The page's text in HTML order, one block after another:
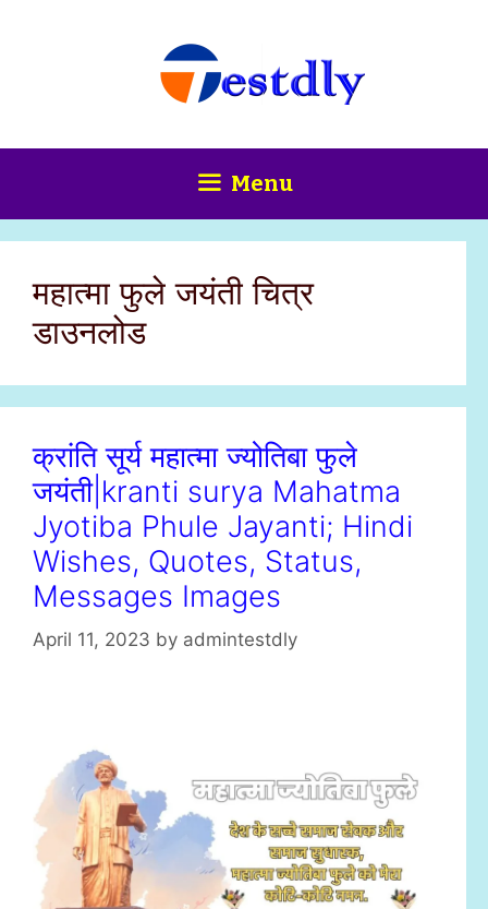
Menu
महात्मा फुले जयंती चित्र
डाउनलोड
क्रांति सूर्य महात्मा ज्योतिबा फुले
जयंती|kranti surya Mahatma
Jyotiba Phule Jayanti; Hindi
Wishes, Quotes, Status,
Messages Images
April 11, 2023 by admintestdly